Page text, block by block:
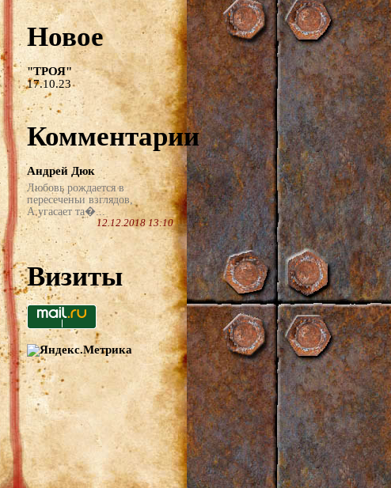
Новое
"ТРОЯ"
17.10.23
Комментарии
Андрей Дюк
Любовь рождается в
пересеченьи взглядов,
А угасает та�...
12.12.2018 13:10
Визиты